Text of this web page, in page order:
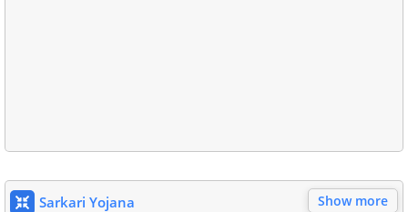
Sarkari Yojana Show more